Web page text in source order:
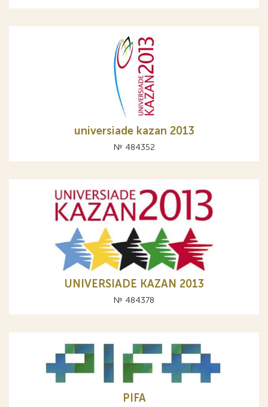
universiade kazan 2013
№ 484352
UNIVERSIADE KAZAN 2013
№ 484378
PIFA